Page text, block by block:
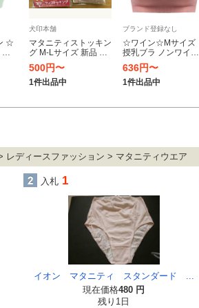
☆
前
マ
犬印本舗
マタニティストッキン
グ M-Lサイズ 新品 3
足セット ※ピジョン
ブラック 2足組 + 犬印
ベージュ 1足
500円〜
1件出品中
ブランド登録なし
☆ワイン☆Mサイズ
授乳ブラ ノンワイヤ
ー 大きいサイズ 単品
下着 授乳ブラジャー
ブラジャー マタニテ
636円〜
1件出品中
レディースファッション > マタニティウエア
入札 1
イオン マタニティ スタンダード ...
現在価格480 円
残り1日